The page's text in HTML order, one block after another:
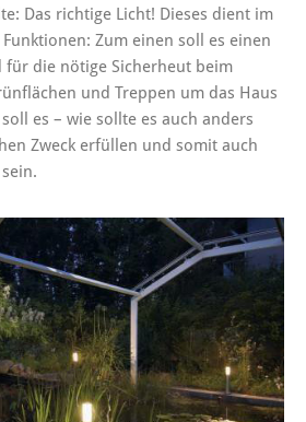
Das richtige Licht! Dieses dient im
Zum einen soll es einen
für die nötige Sicherheut beim
und Treppen um das Haus
es – wie sollte es auch anders
Zweck erfüllen und somit auch